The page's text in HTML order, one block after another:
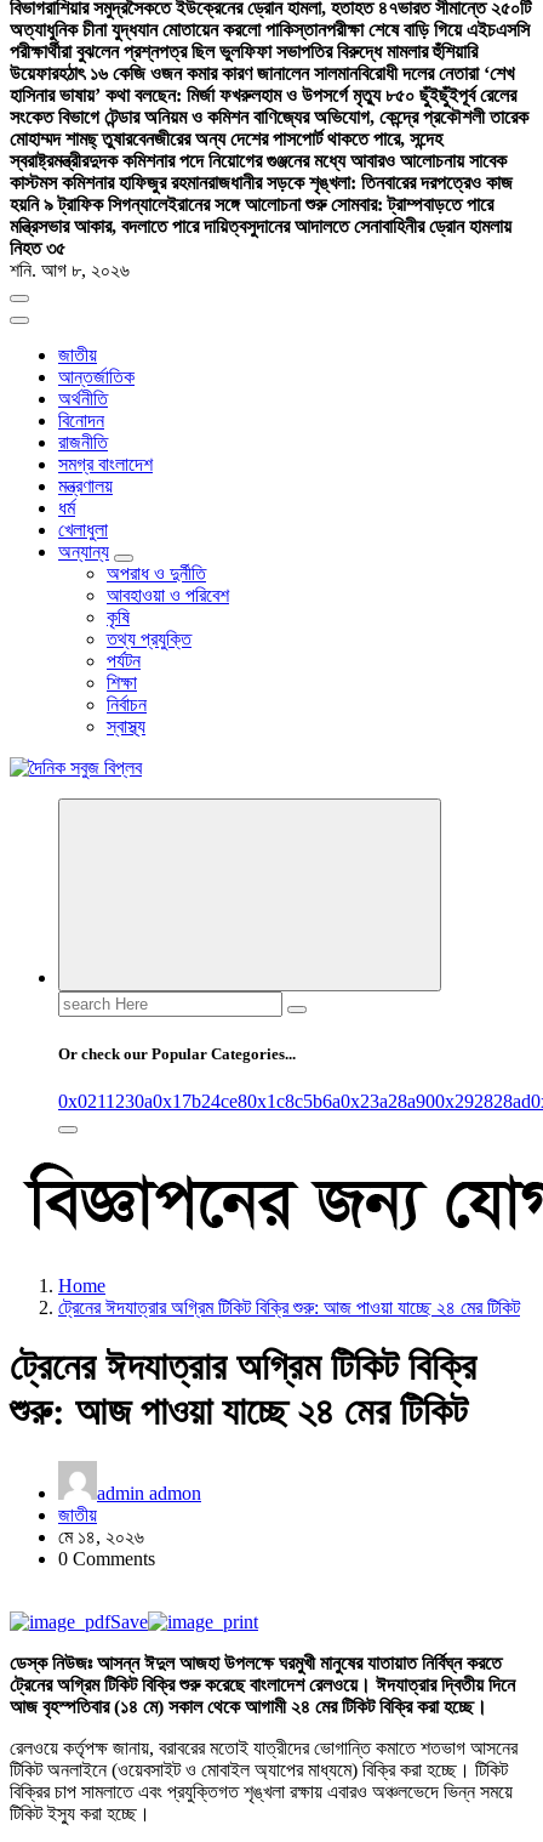
বিভাগরাশিয়ার সমুদ্রসৈকতে ইউক্রেনের ড্রোন হামলা, হতাহত ৪৭ভারত সীমান্তে ২৫০টি
অত্যাধুনিক চীনা যুদ্ধযান মোতায়েন করলো পাকিস্তানপরীক্ষা শেষে বাড়ি গিয়ে এইচএসসি
পরীক্ষার্থীরা বুঝলেন প্রশ্নপত্র ছিল ভুলফিফা সভাপতির বিরুদ্ধে মামলার হুঁশিয়ারি
উয়েফারহঠাৎ ১৬ কেজি ওজন কমার কারণ জানালেন সালমানবিরোধী দলের নেতারা ‘শেখ
হাসিনার ভাষায়’ কথা বলছেন: মির্জা ফখরুলহাম ও উপসর্গে মৃত্যু ৮৫০ ছুঁইছুঁইপূর্ব রেলের
সংকেত বিভাগে টেন্ডার অনিয়ম ও কমিশন বাণিজ্যের অভিযোগ, কেন্দ্রে প্রকৌশলী তারেক
মোহাম্মদ শামছ্ তুষারবেনজীরের অন্য দেশের পাসপোর্ট থাকতে পারে, সন্দেহ
স্বরাষ্ট্রমন্ত্রীরদুদক কমিশনার পদে নিয়োগের গুঞ্জনের মধ্যে আবারও আলোচনায় সাবেক
কাস্টমস কমিশনার হাফিজুর রহমানরাজধানীর সড়কে শৃঙ্খলা: তিনবারের দরপত্রেও কাজ
হয়নি ৯ ট্রাফিক সিগন্যালেইরানের সঙ্গে আলোচনা শুরু সোমবার: ট্রাম্পবাড়তে পারে
মন্ত্রিসভার আকার, বদলাতে পারে দায়িত্বসুদানের আদালতে সেনাবাহিনীর ড্রোন হামলায়
নিহত ৩৫
শনি. আগ ৮, ২০২৬
জাতীয়
আন্তর্জাতিক
অর্থনীতি
বিনোদন
রাজনীতি
সমগ্র বাংলাদেশ
মন্ত্রণালয়
ধর্ম
খেলাধুলা
অন্যান্য
অপরাধ ও দুর্নীতি
আবহাওয়া ও পরিবেশ
কৃষি
তথ্য প্রযুক্তি
পর্যটন
শিক্ষা
নির্বাচন
স্বাস্থ্য
বাংলা নিউজ পেপার
Search
for:
Or check our Popular Categories...
0x0211230a0x17b24ce80x1c8c5b6a0x23a28a900x292828ad
Home
ট্রেনের ঈদযাত্রার অগ্রিম টিকিট বিক্রি শুরু: আজ পাওয়া যাচ্ছে ২৪ মের টিকিট
ট্রেনের ঈদযাত্রার অগ্রিম টিকিট বিক্রি
শুরু: আজ পাওয়া যাচ্ছে ২৪ মের টিকিট
admin admon
জাতীয়
মে ১৪, ২০২৬
0 Comments
Save
ডেস্ক নিউজঃ আসন্ন ঈদুল আজহা উপলক্ষে ঘরমুখী মানুষের যাতায়াত নির্বিঘ্ন করতে
ট্রেনের অগ্রিম টিকিট বিক্রি শুরু করেছে বাংলাদেশ রেলওয়ে। ঈদযাত্রার দ্বিতীয় দিনে
আজ বৃহস্পতিবার (১৪ মে) সকাল থেকে আগামী ২৪ মের টিকিট বিক্রি করা হচ্ছে।
রেলওয়ে কর্তৃপক্ষ জানায়, বরাবরের মতোই যাত্রীদের ভোগান্তি কমাতে শতভাগ আসনের
টিকিট অনলাইনে (ওয়েবসাইট ও মোবাইল অ্যাপের মাধ্যমে) বিক্রি করা হচ্ছে। টিকিট
বিক্রির চাপ সামলাতে এবং প্রযুক্তিগত শৃঙ্খলা রক্ষায় এবারও অঞ্চলভেদে ভিন্ন সময়ে
টিকিট ইস্যু করা হচ্ছে।